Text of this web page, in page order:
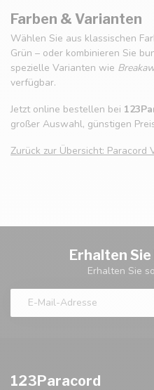
Farben & Varianten
Wählen Sie aus klassischen
Grün – oder kombinieren Sie
spezielle Varianten wie
verfügbar.
Jetzt online bestellen bei
großer Auswahl, günstigen
Zurück zur Übersicht: Paracord
Erhalten
Erhalten Sie
123Paracord